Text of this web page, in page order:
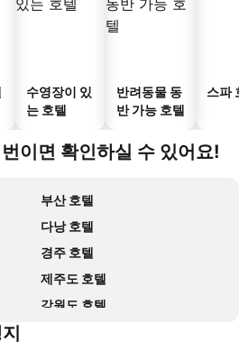
수영장이 있
는 호텔
반려동물 동
반 가능 호텔
스파
이면 확인하실 수 있어요!
부산 호텔
다낭 호텔
경주 호텔
제주도 호텔
강원도 호텔